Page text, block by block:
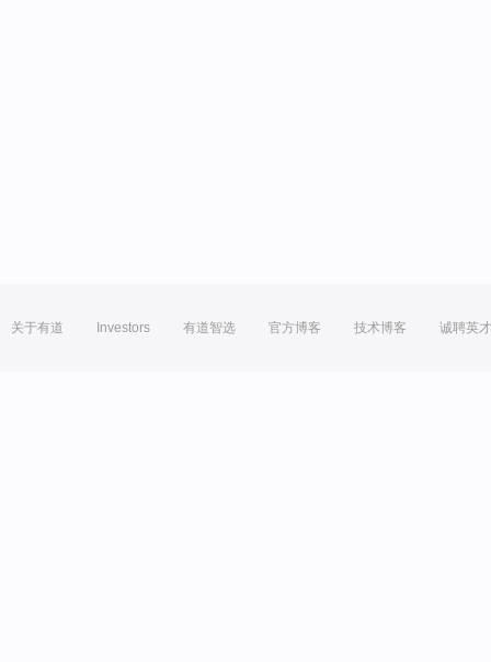
关于有道 Investors 有道智选 官方博客 技术博客 诚聘英才